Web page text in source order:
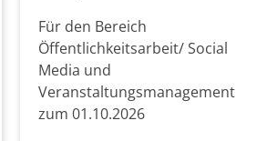
Für den Bereich
Öffentlichkeitsarbeit/ Social
Media und
Veranstaltungsmanagement
zum 01.10.2026